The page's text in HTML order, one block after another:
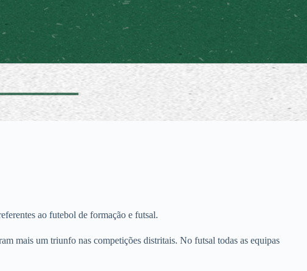
ao futebol de formação e futsal.
mais um triunfo nas competições distritais. No futsal todas as equipas